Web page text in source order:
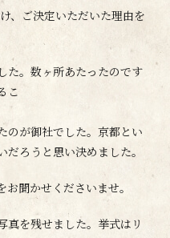
、ご決定いただいた理由を
た。数ヶ所あたったのです
こ
のが御社でした。京都とい
ろうと思い決めました。
聞かせくださいませ。
真を残せました。挙式はリ